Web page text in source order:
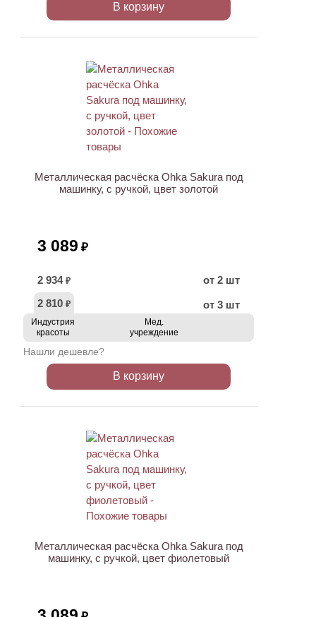
В корзину
Металлическая расчёска Ohka Sakura под
машинку, с ручкой, цвет золотой
3 089 ₽
2 934 ₽
от 2 шт
2 810 ₽ от 3 шт
Индустрия
красоты
Мед.
учреждение
Нашли дешевле?
В корзину
Металлическая расчёска Ohka Sakura под
машинку, с ручкой, цвет фиолетовый